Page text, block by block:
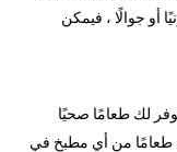
أو جوالًا ، فيمكن
لك طعامًا صحيًا
طعامًا من أي مطبخ في